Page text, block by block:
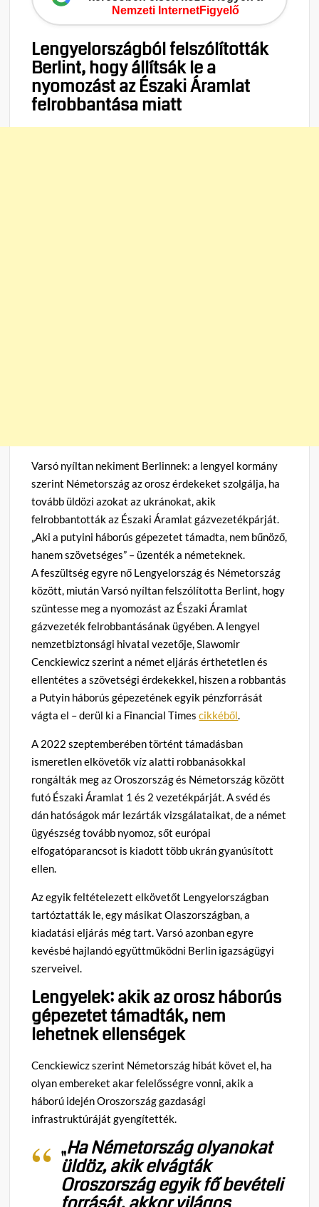
Nemzeti InternetFigyelő
Lengyelországból felszólították
Berlint, hogy állítsák le a
nyomozást az Északi Áramlat
felrobbantása miatt
Varsó nyíltan nekiment Berlinnek: a lengyel kormány
szerint Németország az orosz érdekeket szolgálja, ha
tovább üldözi azokat az ukránokat, akik
felrobbantották az Északi Áramlat gázvezetékpárját.
„Aki a putyini háborús gépezetet támadta, nem bűnöző,
hanem szövetséges” – üzenték a németeknek.
A feszültség egyre nő Lengyelország és Németország
között, miután Varsó nyíltan felszólította Berlint, hogy
szüntesse meg a nyomozást az Északi Áramlat
gázvezeték felrobbantásának ügyében. A lengyel
nemzetbiztonsági hivatal vezetője, Slawomir
Cenckiewicz szerint a német eljárás érthetetlen és
ellentétes a szövetségi érdekekkel, hiszen a robbantás
a Putyin háborús gépezetének egyik pénzforrását
vágta el – derül ki a Financial Timescikkéből.
A 2022 szeptemberében történt támadásban
ismeretlen elkövetők víz alatti robbanásokkal
rongálták meg az Oroszország és Németország között
futó Északi Áramlat 1 és 2 vezetékpárját. A svéd és
dán hatóságok már lezárták vizsgálataikat, de a német
ügyészség tovább nyomoz, sőt európai
elfogatóparancsot is kiadott több ukrán gyanúsított
ellen.
Az egyik feltételezett elkövetőt Lengyelországban
tartóztatták le, egy másikat Olaszországban, a
kiadatási eljárás még tart. Varsó azonban egyre
kevésbé hajlandó együttműködni Berlin igazságügyi
szerveivel.
Lengyelek: akik az orosz háborús
gépezetet támadták, nem
lehetnek ellenségek
Cenckiewicz szerint Németország hibát követ el, ha
olyan embereket akar felelősségre vonni, akik a
háború idején Oroszország gazdasági
infrastruktúráját gyengítették.
„Ha Németország olyanokat
üldöz, akik elvágták
Oroszország egyik fő bevételi